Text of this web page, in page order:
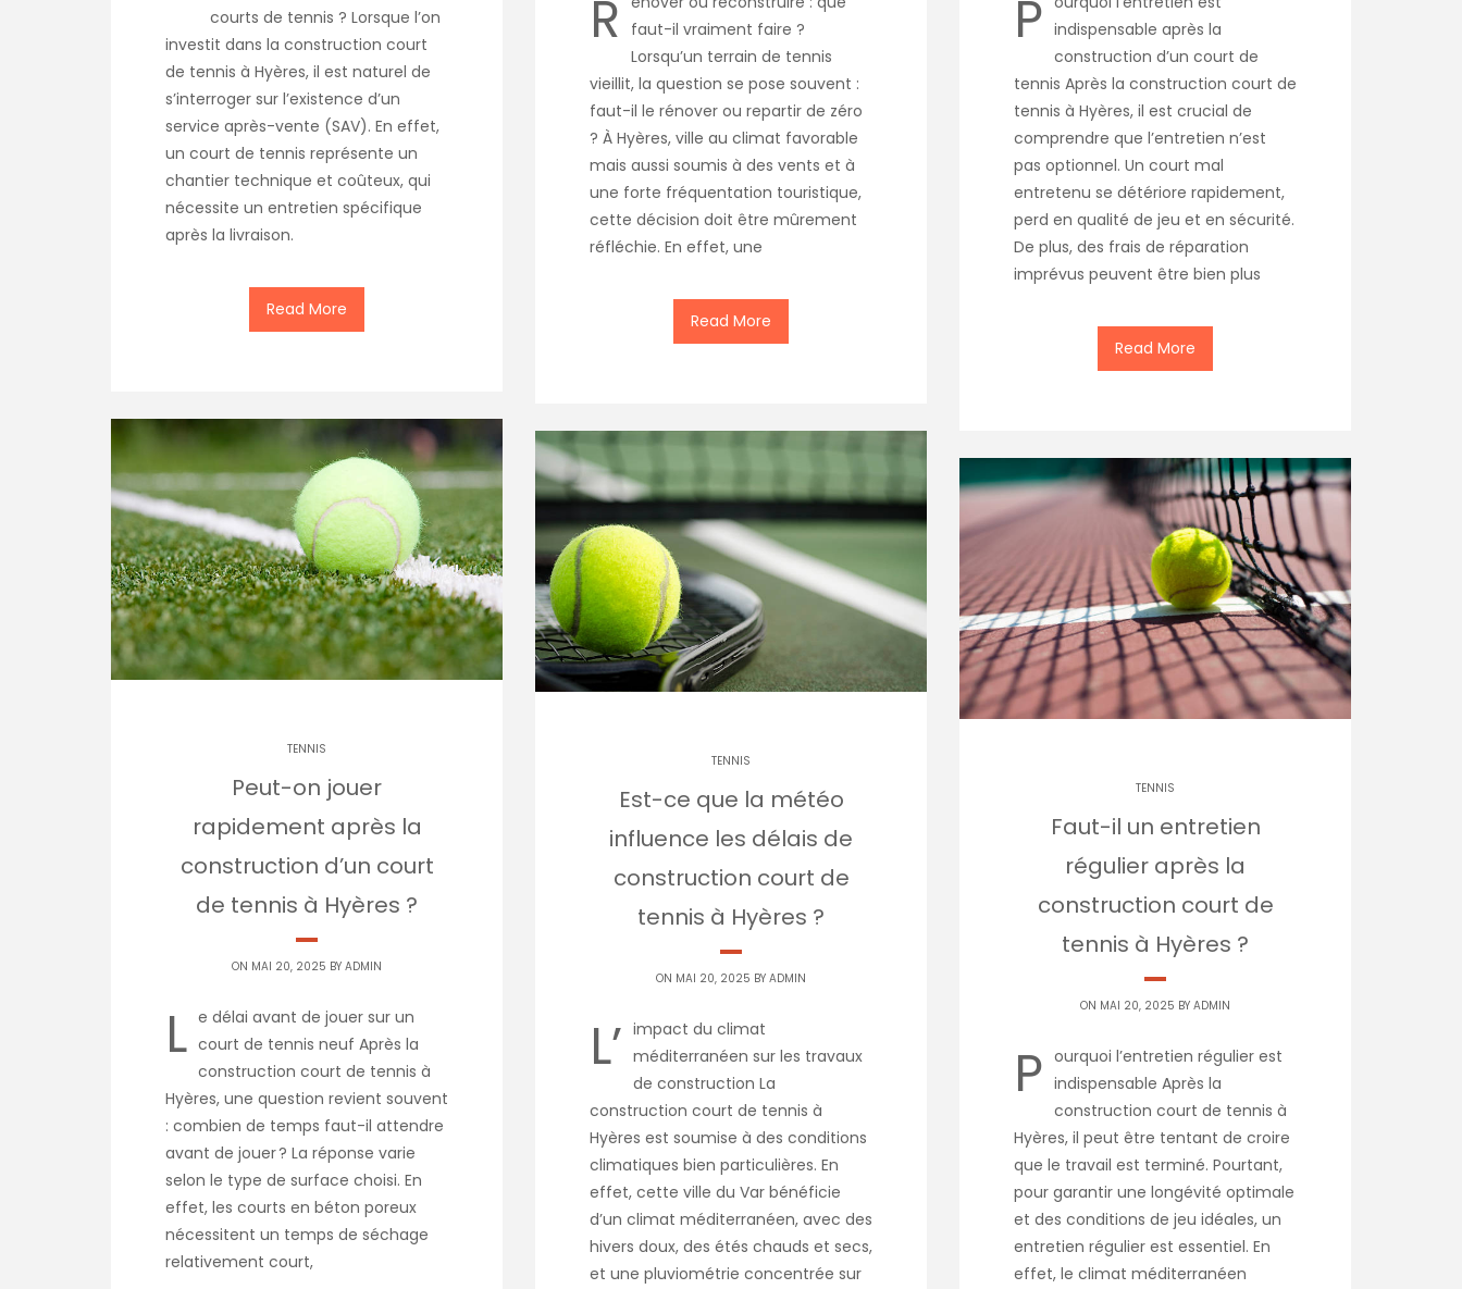
courts de tennis ? Lorsque l’on
investit dans la construction court
de tennis à Hyères, il est naturel de
s’interroger sur l’existence d’un
service après-vente (SAV). En effet,
un court de tennis représente un
chantier technique et coûteux, qui
nécessite un entretien spécifique
après la livraison.
Read More
R
faut-il vraiment faire ?
Lorsqu’un terrain de tennis
vieillit, la question se pose souvent :
faut-il le rénover ou repartir de zéro
? À Hyères, ville au climat favorable
mais aussi soumis à des vents et à
une forte fréquentation touristique,
cette décision doit être mûrement
réfléchie. En effet, une
Read More
P indispensable après la
construction d’un court de
tennis Après la construction court de
tennis à Hyères, il est crucial de
comprendre que l’entretien n’est
pas optionnel. Un court mal
entretenu se détériore rapidement,
perd en qualité de jeu et en sécurité.
De plus, des frais de réparation
imprévus peuvent être bien plus
Read More
TENNIS
Peut-on jouer
rapidement après la
construction d’un court
de tennis à Hyères ?
ON MAI 20, 2025 BY ADMIN
L e délai avant de jouer sur un
court de tennis neuf Après la
construction court de tennis à
Hyères, une question revient souvent
: combien de temps faut-il attendre
avant de jouer ? La réponse varie
selon le type de surface choisi. En
effet, les courts en béton poreux
nécessitent un temps de séchage
relativement court,
TENNIS
Est-ce que la météo
influence les délais de
construction court de
tennis à Hyères ?
ON MAI 20, 2025 BY ADMIN
L’ impact du climat
méditerranéen sur les travaux
de construction La
construction court de tennis à
Hyères est soumise à des conditions
climatiques bien particulières. En
effet, cette ville du Var bénéficie
d’un climat méditerranéen, avec des
hivers doux, des étés chauds et secs,
et une pluviométrie concentrée sur
TENNIS
Faut-il un entretien
régulier après la
construction court de
tennis à Hyères ?
ON MAI 20, 2025 BY ADMIN
P ourquoi l’entretien régulier est
indispensable Après la
construction court de tennis à
Hyères, il peut être tentant de croire
que le travail est terminé. Pourtant,
pour garantir une longévité optimale
et des conditions de jeu idéales, un
entretien régulier est essentiel. En
effet, le climat méditerranéen